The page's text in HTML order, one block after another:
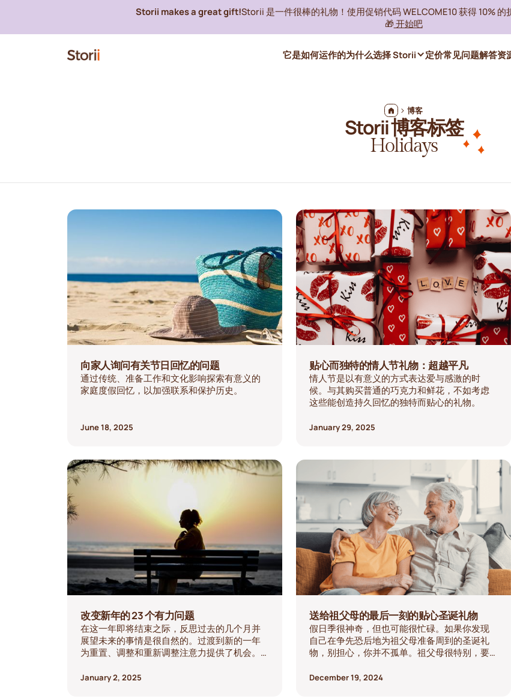
Storii makes a great gift!Storii 是一件很棒的礼物！使用促销代码 WELCOME10 获得 10% 的
🎁 开始吧
它是如何运作的为什么选择 Storii 定价常见问题解答资
博客
Storii 博客标签
Holidays
向家人询问有关节日回忆的问题
通过传统、准备工作和文化影响探索有意义的
家庭度假回忆，以加强联系和保护历史。
June 18, 2025
贴心而独特的情人节礼物：超越平凡
情人节是以有意义的方式表达爱与感激的时
候。与其购买普通的巧克力和鲜花，不如考虑
这些能创造持久回忆的独特而贴心的礼物。
January 29, 2025
改变新年的 23 个有力问题
在这一年即将结束之际，反思过去的几个月并
展望未来的事情是很自然的。过渡到新的一年
为重置、调整和重新调整注意力提供了机会。
动力和目标感。以下是一些反思性和前瞻性的
January 2, 2025
送给祖父母的最后一刻的贴心圣诞礼物
假日季很神奇，但也可能很忙碌。如果你发现
自己在争先恐后地为祖父母准备周到的圣诞礼
物，别担心，你并不孤单。祖父母很特别，要
很复杂。以下是一些有意义的最后一刻的圣诞
December 19, 2024